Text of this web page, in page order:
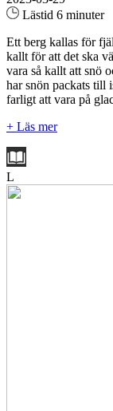
Lästid 6 minuter
Ett berg kallas för
kallt för att det ska
vara så kallt att snö
har snön packats till
farligt att vara på
+ Läs mer
L